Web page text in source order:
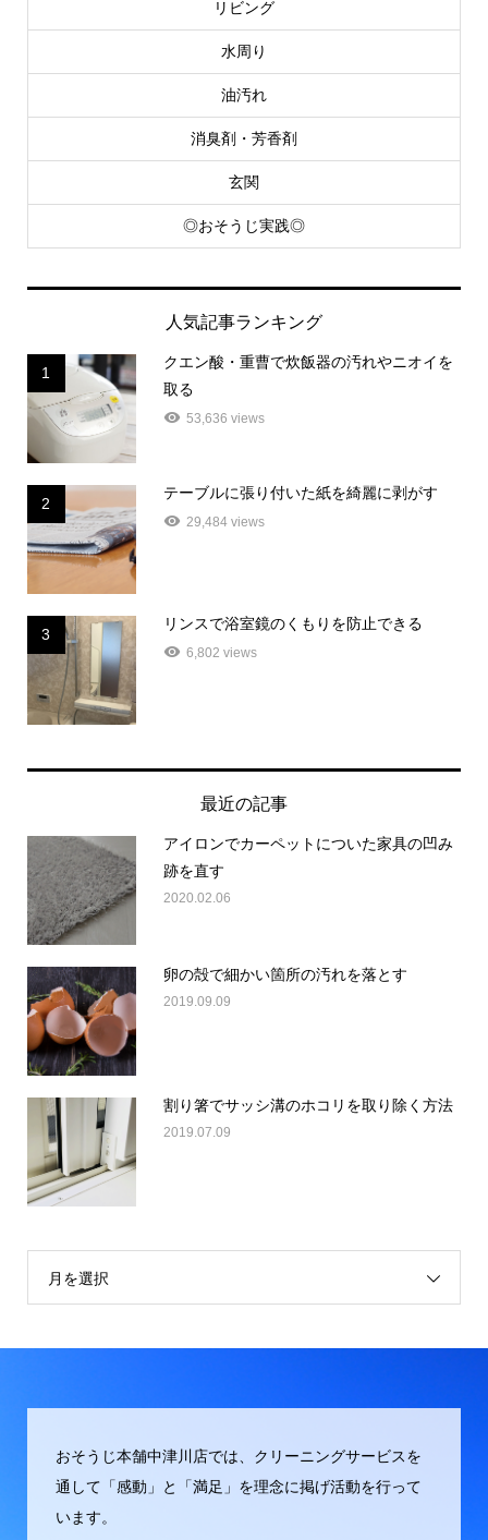
リビング
水周り
油汚れ
消臭剤・芳香剤
玄関
◎おそうじ実践◎
人気記事ランキング
1
クエン酸・重曹で炊飯器の汚れやニオイを
取る
53,636 views
2
テーブルに張り付いた紙を綺麗に剥がす
29,484 views
3
リンスで浴室鏡のくもりを防止できる
6,802 views
最近の記事
アイロンでカーペットについた家具の凹み
跡を直す
2020.02.06
卵の殻で細かい箇所の汚れを落とす
2019.09.09
割り箸でサッシ溝のホコリを取り除く方法
2019.07.09
月を選択
おそうじ本舗中津川店では、クリーニングサービスを
通して「感動」と「満足」を理念に掲げ活動を行って
います。